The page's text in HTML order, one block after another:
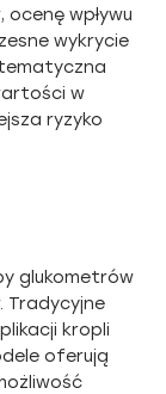
wpływu
wykrycie
w
ryzyko
glukometrów
kropli
oferują